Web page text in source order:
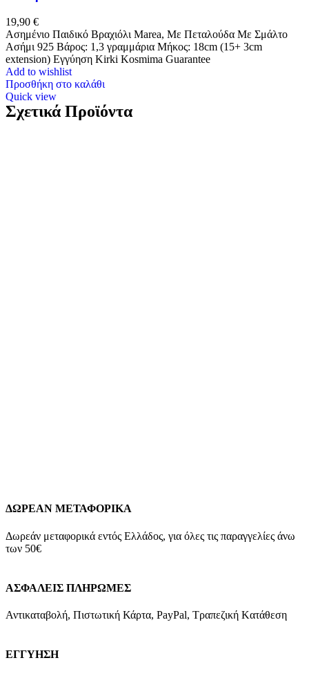
19,90 €
Ασημένιο Παιδικό Βραχιόλι Marea, Με Πεταλούδα Με Σμάλτο
Ασήμι 925 Βάρος: 1,3 γραμμάρια Μήκος: 18cm (15+ 3cm
extension) Εγγύηση Kirki Kosmima Guarantee
Add to wishlist
Προσθήκη στο καλάθι
Quick view
Σχετικά Προϊόντα
ΔΩΡΕΑΝ ΜΕΤΑΦΟΡΙΚΑ
Δωρεάν μεταφορικά εντός Ελλάδος, για όλες τις παραγγελίες άνω
των 50€
ΑΣΦΑΛΕΙΣ ΠΛΗΡΩΜΕΣ
Αντικαταβολή, Πιστωτική Κάρτα, PayPal, Τραπεζική Kατάθεση
ΕΓΓΥΗΣΗ